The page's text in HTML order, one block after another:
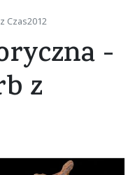
Czas2012
-
z